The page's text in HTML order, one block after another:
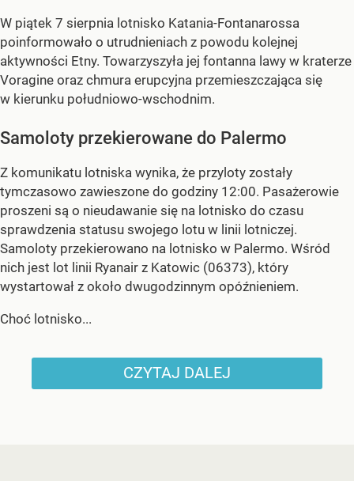
W piątek 7 sierpnia lotnisko Katania-Fontanarossa
poinformowało o utrudnieniach z powodu kolejnej
aktywności Etny. Towarzyszyła jej fontanna lawy w kraterze
Voragine oraz chmura erupcyjna przemieszczająca się
w kierunku południowo-wschodnim.
Samoloty przekierowane do Palermo
Z komunikatu lotniska wynika, że przyloty zostały
tymczasowo zawieszone do godziny 12:00. Pasażerowie
proszeni są o nieudawanie się na lotnisko do czasu
sprawdzenia statusu swojego lotu w linii lotniczej.
Samoloty przekierowano na lotnisko w Palermo. Wśród
nich jest lot linii Ryanair z Katowic (06373), który
wystartował z około dwugodzinnym opóźnieniem.
Choć lotnisko...
CZYTAJ DALEJ